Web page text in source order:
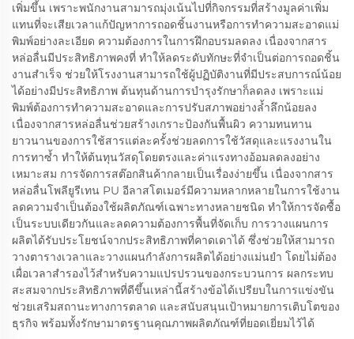
เพิ่มขึ้น เพราะพนักงานสามารถมุ่งเน้นไปที่กิจกรรมที่สร้างมูลค่าเพิ่ม
แทนที่จะเสียเวลาแก้ปัญหาการถอดชิ้นงานหรือการทำความสะอาดแม่
พิมพ์อย่างละเอียด ความต้องการในการฝึกอบรมลดลง เนื่องจากสาร
หล่อลื่นมีประสิทธิภาพคงที่ ทำให้ลดระดับทักษะที่จำเป็นต่อการถอดชิ้น
งานสำเร็จ ช่วยให้โรงงานสามารถใช้ผู้ปฏิบัติงานที่มีประสบการณ์น้อย
ได้อย่างมีประสิทธิภาพ ต้นทุนด้านการบำรุงรักษาก็ลดลง เพราะแม่
พิมพ์ต้องการทำความสะอาดและการปรับสภาพอย่างล้ำลึกน้อยลง
เนื่องจากสารหล่อลื่นช่วยสร้างเกราะป้องกันพื้นผิว ความทนทาน
ยาวนานของการใช้สารแต่ละครั้งช่วยลดการใช้วัสดุและแรงงานใน
การทาซ้ำ ทำให้ต้นทุนวัสดุโดยตรงและค่าแรงทางอ้อมลดลงอย่าง
เหมาะสม การจัดการสต๊อกสินค้ากลายเป็นเรื่องง่ายขึ้น เนื่องจากสาร
หล่อลื่นโพลียูรีเทน PU อีลาสโตเมอร์มีความหลากหลายในการใช้งาน
ลดความจำเป็นต้องใช้ผลิตภัณฑ์เฉพาะทางหลายชนิด ทำให้การจัดซื้อ
เป็นระบบเดียวกันและลดความต้องการพื้นที่จัดเก็บ การวางแผนการ
ผลิตได้รับประโยชน์จากประสิทธิภาพที่คาดเดาได้ ซึ่งช่วยให้สามารถ
วางตารางเวลาและวางแผนกำลังการผลิตได้อย่างแม่นยำ โดยไม่ต้อง
เผื่อเวลาสำรองไว้สำหรับความแปรปรวนของกระบวนการ ผลกระทบ
สะสมจากประสิทธิภาพที่ดีขึ้นเหล่านี้สร้างข้อได้เปรียบในการแข่งขัน
ช่วยเสริมสถานะทางการตลาด และสนับสนุนเป้าหมายการเติบโตของ
ธุรกิจ พร้อมทั้งรักษามาตรฐานคุณภาพผลิตภัณฑ์ที่ยอดเยี่ยมไว้ได้